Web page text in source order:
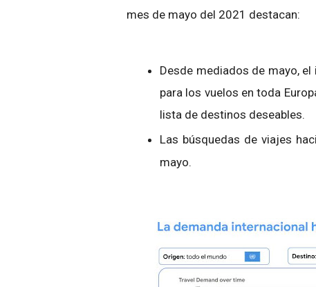
mes de mayo del 2021 destacan:
Desde mediados de mayo,
para los vuelos en toda
lista de destinos deseables.
Las búsquedas de viajes
mayo.